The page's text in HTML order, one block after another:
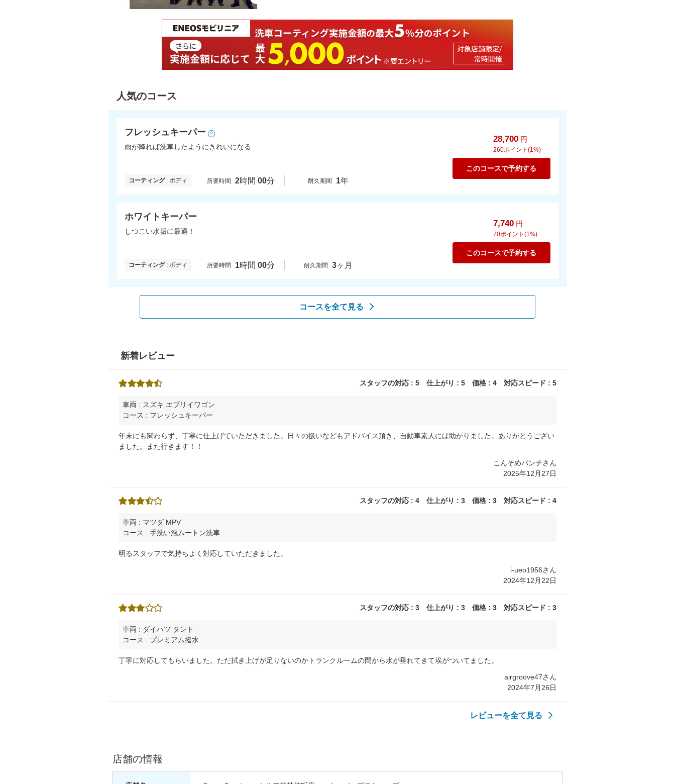
人気のコース
フレッシュキーパー ?
雨が降れば洗車したようにきれいになる
コーティング: ボディ 所要時間 2時間00分 耐久期間 1年
28,700 円
260ポイント(1%)
このコースで予約する
ホワイトキーパー
しつこい水垢に最適！
コーティング: ボディ 所要時間 1時間00分 耐久期間 3ヶ月
7,740 円
70ポイント(1%)
このコースで予約する
コースを全て見る
新着レビュー
スタッフの対応 : 5 仕上がり : 5 価格 : 4 対応スピード : 5
車両 : スズキ エブリイワゴン
コース : フレッシュキーパー
年末にも関わらず、丁寧に仕上げていただきました。日々の扱いなどもアドバイス頂き、自動車素人には助かりました。ありがとうござい
ました。また行きます！！
こんそめパンチさん
2025年12月27日
スタッフの対応 : 4 仕上がり : 3 価格 : 3 対応スピード : 4
車両 : マツダ MPV
コース : 手洗い泡ムートン洗車
明るスタッフで気持ちよく対応していただきました。
i-ueo1956さん
2024年12月22日
スタッフの対応 : 3 仕上がり : 3 価格 : 3 対応スピード : 3
車両 : ダイハツ タント
コース : プレミアム撥水
丁寧に対応してもらいました。ただ拭き上げが足りないのかトランクルームの間から水が垂れてきて埃がついてました。
airgroove47さん
2024年7月26日
レビューを全て見る
店舗の情報